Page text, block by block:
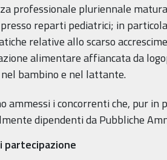
professionale pluriennale
reparti pediatrici; in
relative allo scarso
alimentare affiancata da
bambino e nel lattante.
ammessi i concorrenti che, pur in
dipendenti da Pubbliche
partecipazione